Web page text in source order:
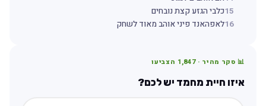
15כלבי הגזע קצת נובחים
16לאפהאנד פיני אוהב מאוד לשחק
📊 סקר מהיר ·1,847 הצביעו
איזו חיית מחמד יש לכם?